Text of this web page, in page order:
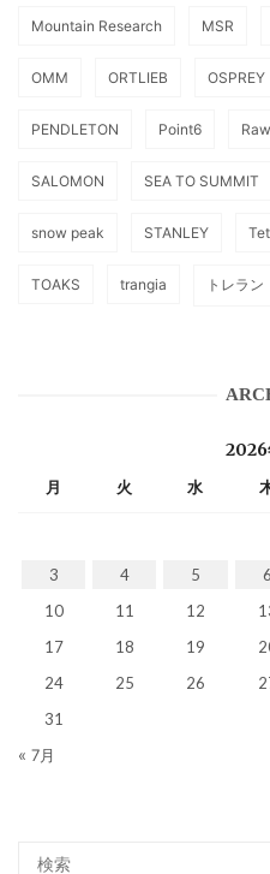
Mountain Research MSR
OMM ORTLIEB OSPREY
PENDLETON Point6
SALOMON SEA TO SUMMIT
snow peak STANLEY
TOAKS trangia トレラン
2026
月 火 水
3
4 5 6
10
11 12
17
18 19
24
25 26
31
« 7月